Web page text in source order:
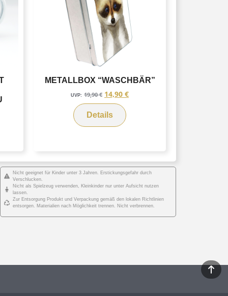
METALLBOX “WASCHBÄR”
UVP: 19,90€ 14,90 €
Details
Nicht geeignet für Kinder unter 3 Jahren. Erstickungsgefahr durch
Verschlucken.
Nicht als Spielzeug verwenden, Kleinkinder nur unter Aufsicht nutzen
lassen.
Zur Entsorgung Produkt und Verpackung gemäß den lokalen Richtlinien
entsorgen. Materialien nach Möglichkeit trennen. Nicht verbrennen.